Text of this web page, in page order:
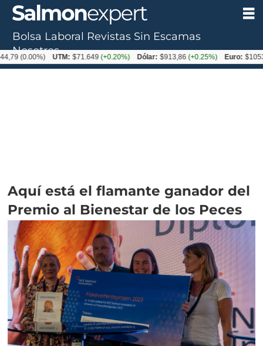
Aquí está el flamante ganador del
Premio al Bienestar de los Peces
Bolsa Laboral Revistas Sin Escamas
Nosotros
UTM: $71.649(+0.20%) Dólar: $913,86(+0.25%) Euro: $1053,08(-